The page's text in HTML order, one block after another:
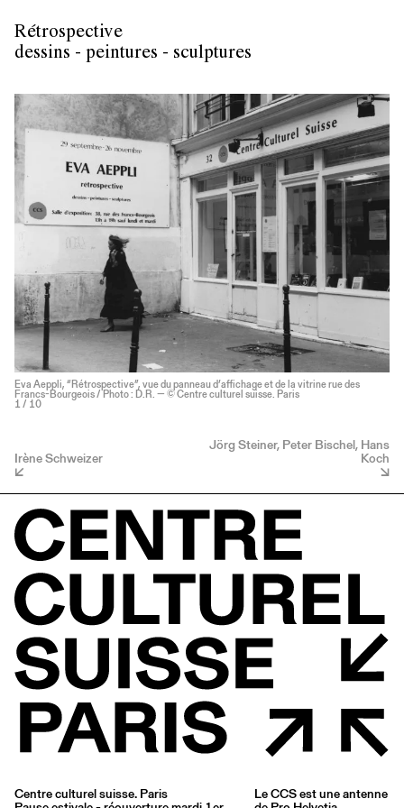
Rétrospective
dessins - peintures - sculptures
Eva Aeppli, “Rétrospective”, vue du panneau d’affichage et de la vitrine rue des
Francs-Bourgeois / Photo : D.R. — © Centre culturel suisse. Paris
1 / 10
Irène Schweizer
Jörg Steiner, Peter Bischel, Hans
Koch
Centre culturel suisse. Paris Le CCS est une antenne